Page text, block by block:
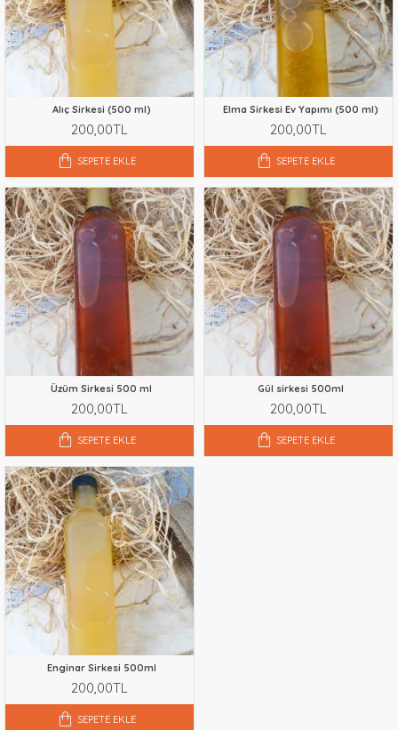
Alıç Sirkesi (500 ml)
200,00TL
SEPETE EKLE
Elma Sirkesi Ev Yapımı (500 ml)
200,00TL
SEPETE EKLE
Üzüm Sirkesi 500 ml
200,00TL
SEPETE EKLE
Gül sirkesi 500ml
200,00TL
SEPETE EKLE
Enginar Sirkesi 500ml
200,00TL
SEPETE EKLE